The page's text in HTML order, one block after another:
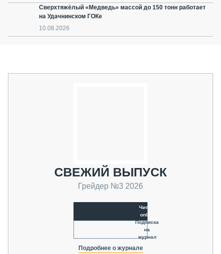
Сверхтяжёлый «Медведь» массой до 150 тонн работает
на Удачнинском ГОКе
10.08.2026
СВЕЖИЙ ВЫПУСК
Грейдер №3 2026
Читать
online
Подписка
на
журнал
Подробнее о журнале